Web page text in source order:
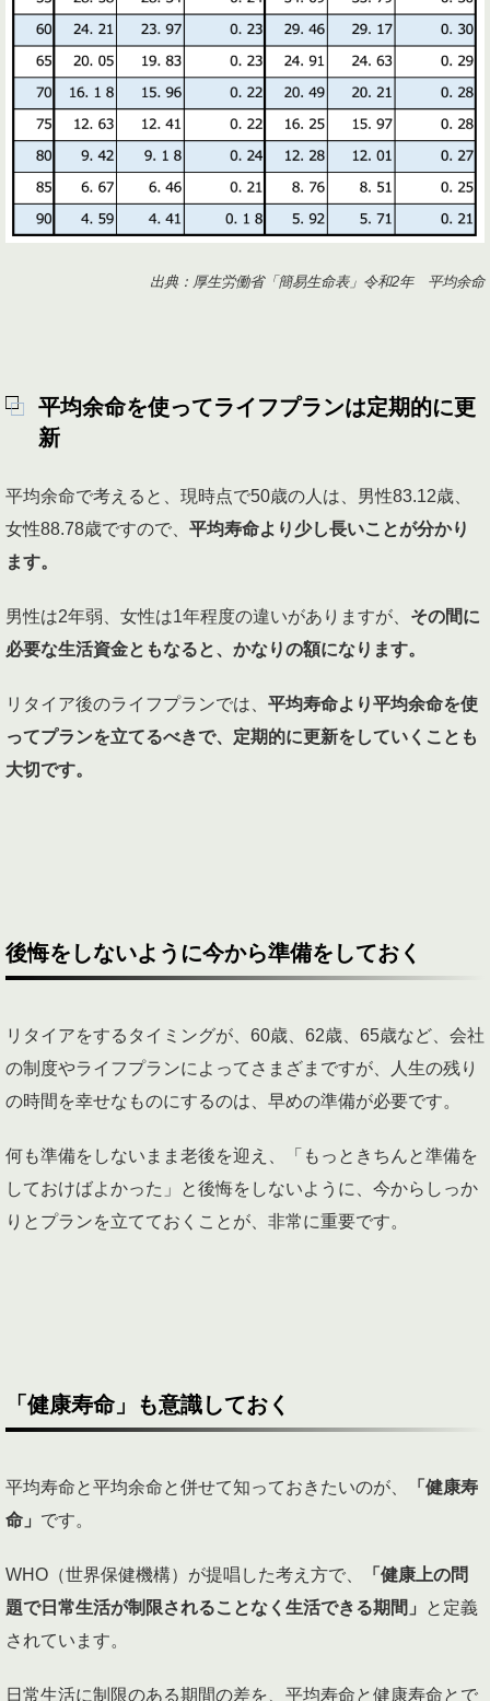
出典：厚生労働省「簡易生命表」令和2年 平均余命
平均余命を使ってライフプランは定期的に更
新
平均余命で考えると、現時点で50歳の人は、男性83.12歳、
女性88.78歳ですので、 平均寿命より少し長いことが分かり
ます。
男性は2年弱、女性は1年程度の違いがありますが、 その間に
必要な生活資金ともなると、かなりの額になります。
リタイア後のライフプランでは、 平均寿命より平均余命を使
ってプランを立てるべきで、定期的に更新をしていくことも
大切です。
後悔をしないように今から準備をしておく
リタイアをするタイミングが、60歳、62歳、65歳など、会社
の制度やライフプランによってさまざまですが、人生の残り
の時間を幸せなものにするのは、早めの準備が必要です。
何も準備をしないまま老後を迎え、「もっときちんと準備を
しておけばよかった」と後悔をしないように、今からしっか
りとプランを立てておくことが、非常に重要です。
「健康寿命」も意識しておく
平均寿命と平均余命と併せて知っておきたいのが、
「健康寿
命」 です。
WHO（世界保健機構）が提唱した考え方で、
「健康上の問
題で日常生活が制限されることなく生活できる期間」
と定義
されています。
日常生活に制限のある期間の差を、平均寿命と健康寿命とで